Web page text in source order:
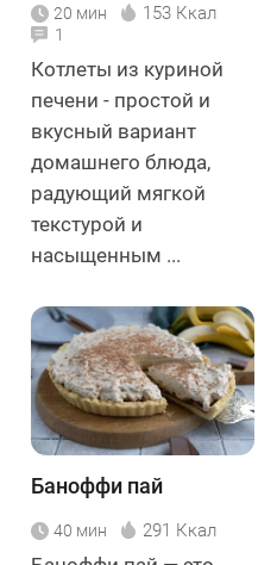
20 мин 153 Ккал
1
Котлеты из куриной
печени - простой и
вкусный вариант
домашнего блюда,
радующий мягкой
текстурой и
насыщенным ...
Баноффи пай
40 мин 291 Ккал